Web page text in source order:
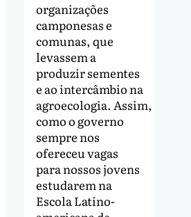
organizações
camponesas e
comunas, que
levassem a
produzir sementes
e ao intercâmbio na
agroecologia. Assim,
como o governo
sempre nos
ofereceu vagas
para nossos jovens
estudarem na
Escola Latino-